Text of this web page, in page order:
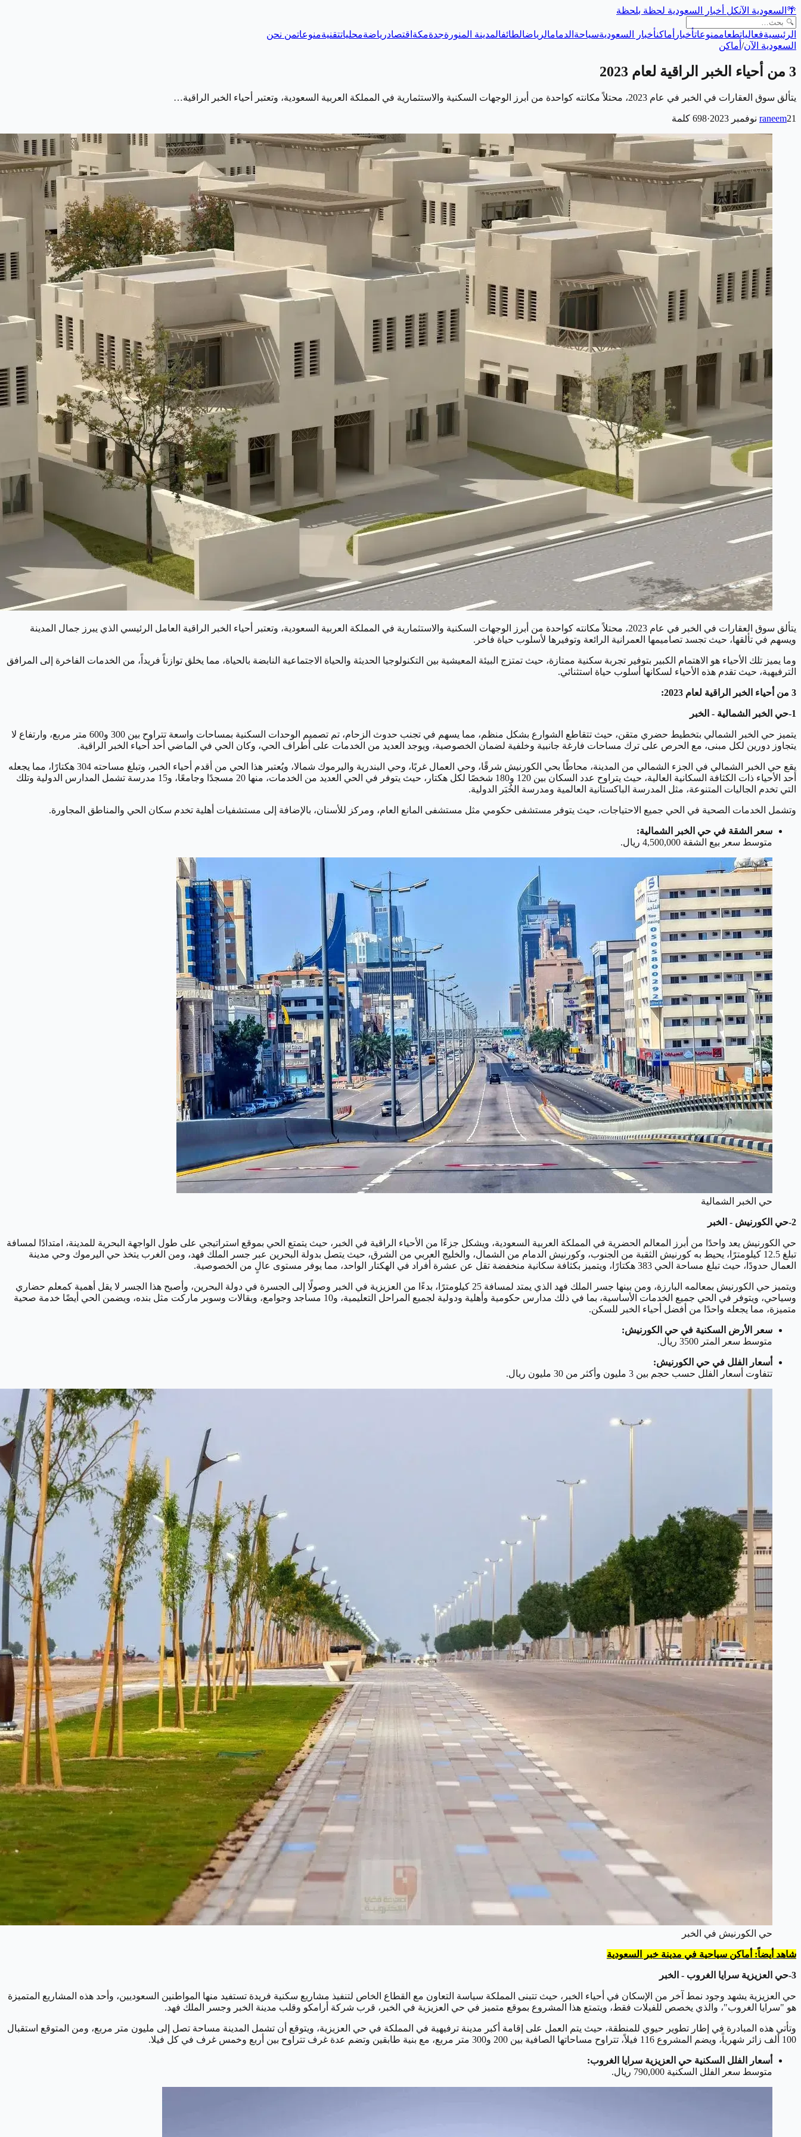
🌴 السعودية الآنكل أخبار السعودية لحظة بلحظة
الرئيسيةفعالياتطعاممنوعاتأخبار أماكنأخبار السعوديةسياحة الدمامالرياضالطائفالمدينة المنورةجدةمكة اقتصادرياضةمحلياتتقنيةمنوعاتمن نحن
السعودية الآن/ أماكن
3 من أحياء الخبر الراقية لعام 2023
يتألق سوق العقارات في الخبر في عام 2023، محتلاً مكانته كواحدة من أبرز الوجهات السكنية والاستثمارية في المملكة العربية السعودية، وتعتبر أحياء الخبر الراقية…
raneem21 نوفمبر 2023 ·
698 كلمة
يتألق سوق العقارات في الخبر في عام 2023، محتلاً مكانته كواحدة من أبرز الوجهات السكنية والاستثمارية في المملكة العربية السعودية، وتعتبر أحياء الخبر الراقية العامل الرئيسي الذي يبرز جمال المدينة
ويسهم في تألقها، حيث تجسد تصاميمها العمرانية الرائعة وتوفيرها لأسلوب حياة فاخر.
وما يميز تلك الأحياء هو الاهتمام الكبير بتوفير تجربة سكنية ممتازة، حيث تمتزج البيئة المعيشية بين التكنولوجيا الحديثة والحياة الاجتماعية النابضة بالحياة، مما يخلق توازناً فريداً، من الخدمات الفاخرة إلى المرافق
الترفيهية، حيث تقدم هذه الأحياء لسكانها أسلوب حياة استثنائي.
3 من أحياء الخبر الراقية لعام 2023:
1-حي الخبر الشمالية - الخبر
يتميز حي الخبر الشمالي بتخطيط حضري متقن، حيث تتقاطع الشوارع بشكل منظم، مما يسهم في تجنب حدوث الزحام، تم تصميم الوحدات السكنية بمساحات واسعة تتراوح بين 300 و600 متر مربع، وارتفاع لا
يتجاوز دورين لكل مبنى، مع الحرص على ترك مساحات فارغة جانبية وخلفية لضمان الخصوصية، ويوجد العديد من الخدمات على أطراف الحي، وكان الحي في الماضي أحد أحياء الخبر الراقية.
يقع حي الخبر الشمالي في الجزء الشمالي من المدينة، محاطًا بحي الكورنيش شرقًا، وحي العمال غربًا، وحي البندرية واليرموك شمالا، ويُعتبر هذا الحي من أقدم أحياء الخبر، وتبلغ مساحته 304 هكتارًا، مما يجعله
أحد الأحياء ذات الكثافة السكانية العالية، حيث يتراوح عدد السكان بين 120 و180 شخصًا لكل هكتار، حيث يتوفر في الحي العديد من الخدمات، منها 20 مسجدًا وجامعًا، و15 مدرسة تشمل المدارس الدولية وتلك
التي تخدم الجاليات المتنوعة، مثل المدرسة الباكستانية العالمية ومدرسة الخُبَر الدولية.
وتشمل الخدمات الصحية في الحي جميع الاحتياجات، حيث يتوفر مستشفى حكومي مثل مستشفى المانع العام، ومركز للأسنان، بالإضافة إلى مستشفيات أهلية تخدم سكان الحي والمناطق المجاورة.
سعر الشقة في حي الخبر الشمالية:
متوسط سعر بيع الشقة 4,500,000 ريال.
حي الخبر الشمالية
2-حي الكورنيش - الخبر
حي الكورنيش يعد واحدًا من أبرز المعالم الحضرية في المملكة العربية السعودية، ويشكل جزءًا من الأحياء الراقية في الخبر، حيث يتمتع الحي بموقع استراتيجي على طول الواجهة البحرية للمدينة، امتدادًا لمسافة
تبلغ 12.5 كيلومترًا، يحيط به كورنيش الثقبة من الجنوب، وكورنيش الدمام من الشمال، والخليج العربي من الشرق، حيث يتصل بدولة البحرين عبر جسر الملك فهد، ومن الغرب يتخذ حي اليرموك وحي مدينة
العمال حدودًا، حيث تبلغ مساحة الحي 383 هكتارًا، ويتميز بكثافة سكانية منخفضة تقل عن عشرة أفراد في الهكتار الواحد، مما يوفر مستوى عالٍ من الخصوصية.
ويتميز حي الكورنيش بمعالمه البارزة، ومن بينها جسر الملك فهد الذي يمتد لمسافة 25 كيلومترًا، بدءًا من العزيزية في الخبر وصولًا إلى الجسرة في دولة البحرين، وأصبح هذا الجسر لا يقل أهمية كمعلم حضاري
وسياحي، ويتوفر في الحي جميع الخدمات الأساسية، بما في ذلك مدارس حكومية وأهلية ودولية لجميع المراحل التعليمية، و10 مساجد وجوامع، وبقالات وسوبر ماركت مثل بنده، ويضمن الحي أيضًا خدمة صحية
متميزة، مما يجعله واحدًا من أفضل أحياء الخبر للسكن.
سعر الأرض السكنية في حي الكورنيش:
متوسط سعر المتر 3500 ريال.
أسعار الفلل في حي الكورنيش:
تتفاوت أسعار الفلل حسب حجم بين 3 مليون وأكثر من 30 مليون ريال.
حي الكورنيش في الخبر
شاهد أيضاً: أماكن سياحية في مدينة خبر السعودية
3-حي العزيزية سرايا الغروب - الخبر
حي العزيزية يشهد وجود نمط آخر من الإسكان في أحياء الخبر، حيث تتبنى المملكة سياسة التعاون مع القطاع الخاص لتنفيذ مشاريع سكنية فريدة تستفيد منها المواطنين السعوديين، وأحد هذه المشاريع المتميزة
هو "سرايا الغروب"، والذي يخصص للفيلات فقط، ويتمتع هذا المشروع بموقع متميز في حي العزيزية في الخبر، قرب شركة أرامكو وقلب مدينة الخبر وجسر الملك فهد.
وتأتي هذه المبادرة في إطار تطوير حيوي للمنطقة، حيث يتم العمل على إقامة أكبر مدينة ترفيهية في المملكة في حي العزيزية، ويتوقع أن تشمل المدينة مساحة تصل إلى مليون متر مربع، ومن المتوقع استقبال
100 ألف زائر شهرياً، ويضم المشروع 116 فيلاً، تتراوح مساحاتها الصافية بين 200 و300 متر مربع، مع بنية طابقين وتضم عدة غرف تتراوح بين أربع وخمس غرف في كل فيلا.
أسعار الفلل السكنية حي العزيزية سرايا الغروب:
متوسط سعر الفلل السكنية 790,000 ريال.